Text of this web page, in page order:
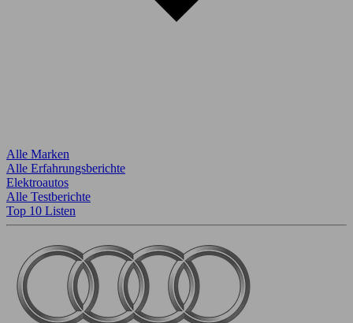
Alle Marken
Alle Erfahrungsberichte
Elektroautos
Alle Testberichte
Top 10 Listen